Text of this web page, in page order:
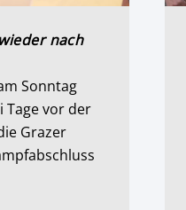
nach
Sonntag
Tage vor der
Grazer